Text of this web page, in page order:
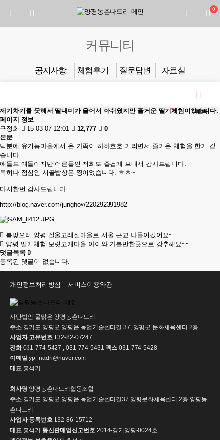
0
커뮤니티
공지사항 체험후기 질문답변 자료실
목록
제기차기를 못해서 딸내미가 울어서 아쉬웠지만 즐거운 딸기체험이었습니다.
페이지 정보
구정회
15-03-07 12:01 12,777
0
본문
덕분에 유기농마을에서 온 가족이 하하호호 거리면서 즐거운 체험을 한거 같
습니다.
애들도 애들이지만 어른들인 저희도 즐겁게 보내서 감사드립니다.
특히나 점심인 시골밥상은 짱이었습니다. ㅎㅎ~
다시한번 감사드립니다.
http://blog.naver.com/junghoy/220292391982
봄맞으러 양평 질울고래실마을로 서울 근교 나들이갔어요~
양평 딸기체험 보릿고개마을 아이와 가볼만한곳으로 강추해요~~
댓글목록 0
등록된 댓글이 없습니다.
개인정보처리방침 서비스이용약관
사단법인 물맑은 양평농촌나드리
주소 경기도 양평군 양평읍 농업기술센터길 37, 양평군 문화체육센터 2층
사업자 고유번호 132-82-07247
전화031-774-5427 , 031-774-5431 팩스 031-774-5428
이메일 yp_nadri@naver.com
대표 홍석기
회사명 양평농촌나드리협동조합
주소 경기도 양평군 양평읍 농업기술센터길37 양평문화체육센터 2층 양평농
촌나드리
사업자 등록번호 132-86-15712
대표 홍석기 통신판매업신고번호 2014-경기양평-0024호